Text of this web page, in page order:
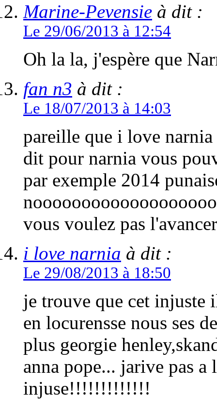
Marine-Pevensie à dit :
Le 29/06/2013 à 12:54
Oh la la, j'espère que
fan n3 à dit :
Le 18/07/2013 à 14:03
pareille que i love
dit pour narnia vous
par exemple 2014
vous voulez pas
i love narnia à dit :
Le 29/08/2013 à 18:50
je trouve que cet injuste
en locurensse nous ses
plus georgie
anna pope... jarive pas a
injuse!!!!!!!!!!!!!